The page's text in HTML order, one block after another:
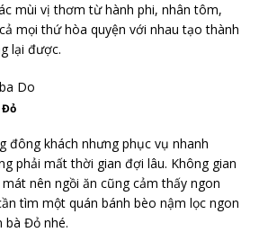
mùi vị thơm từ hành phi, nhân tôm,
mọi thứ hòa quyện với nhau tạo thành
lại được.
Đỏ
đông khách nhưng phục vụ nhanh
phải mất thời gian đợi lâu. Không gian
nên ngồi ăn cũng cảm thấy ngon
tìm một quán bánh bèo nậm lọc ngon
bà Đỏ nhé.